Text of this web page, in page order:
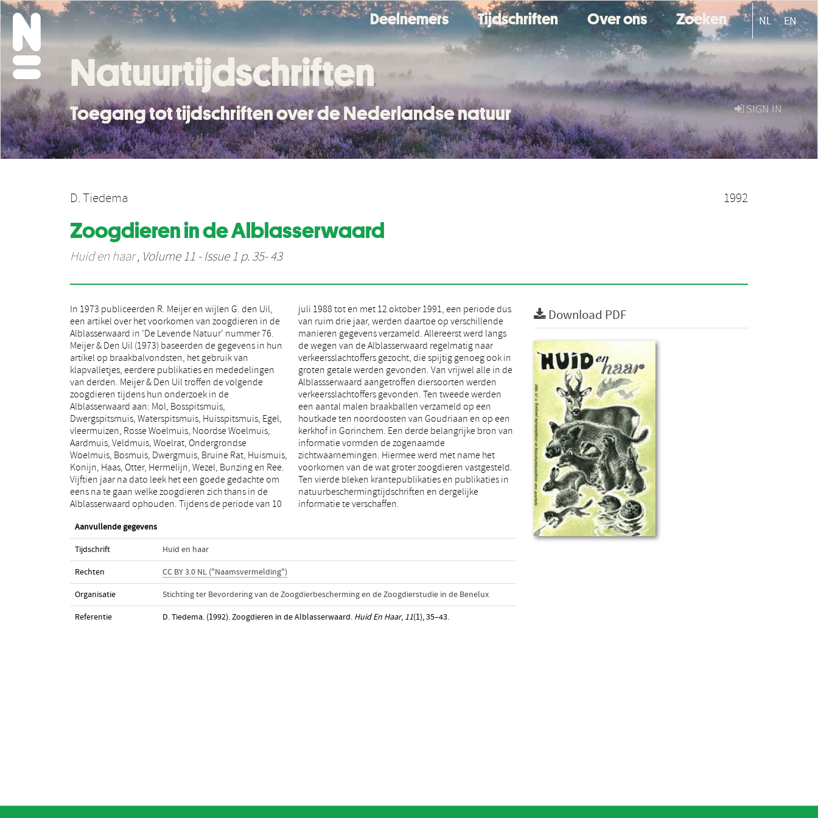
Deelnemers Tijdschriften Over ons Zoeken NL EN
SIGN IN
Natuurtijdschriften
Toegang tot tijdschriften over de Nederlandse natuur
D. Tiedema 1992
Zoogdieren in de Alblasserwaard
Huid en haar, Volume 11 - Issue 1 p. 35- 43
In 1973 publiceerden R. Meijer en wijlen G. den Uil,
een artikel over het voorkomen van zoogdieren in de
Alblasserwaard in ’De Levende Natuur’ nummer 76.
Meijer & Den Uil (1973) baseerden de gegevens in hun
artikel op braakbalvondsten, het gebruik van
klapvalletjes, eerdere publikaties en mededelingen
van derden. Meijer & Den Uil troffen de volgende
zoogdieren tijdens hun onderzoek in de
Alblasserwaard aan: Mol, Bosspitsmuis,
Dwergspitsmuis, Waterspitsmuis, Huisspitsmuis, Egel,
vleermuizen, Rosse Woelmuis, Noordse Woelmuis,
Aardmuis, Veldmuis, Woelrat, Ondergrondse
Woelmuis, Bosmuis, Dwergmuis, Bruine Rat, Huismuis,
Konijn, Haas, Otter, Hermelijn, Wezel, Bunzing en Ree.
Vijftien jaar na dato leek het een goede gedachte om
eens na te gaan welke zoogdieren zich thans in de
Alblasserwaard ophouden. Tijdens de periode van 10
juli 1988 tot en met 12 oktober 1991, een periode dus
van ruim drie jaar, werden daartoe op verschillende
manieren gegevens verzameld. Allereerst werd langs
de wegen van de Alblasserwaard regelmatig naar
verkeersslachtoffers gezocht, die spijtig genoeg ook in
groten getale werden gevonden. Van vrijwel alle in de
Alblassserwaard aangetroffen diersoorten werden
verkeersslachtoffers gevonden. Ten tweede werden
een aantal malen braakballen verzameld op een
houtkade ten noordoosten van Goudriaan en op een
kerkhof in Gorinchem. Een derde belangrijke bron van
informatie vormden de zogenaamde
zichtwaarnemingen. Hiermee werd met name het
voorkomen van de wat groter zoogdieren vastgesteld.
Ten vierde bleken krantepublikaties en publikaties in
natuurbeschermingtijdschriften en dergelijke
informatie te verschaffen.
Aanvullende gegevens
Tijdschrift Huid en haar
Rechten CC BY 3.0 NL ("Naamsvermelding")
Organisatie Stichting ter Bevordering van de Zoogdierbescherming en de Zoogdierstudie in de Benelux
Referentie D. Tiedema. (1992). Zoogdieren in de Alblasserwaard. Huid En Haar, 11(1), 35–43.
Download PDF